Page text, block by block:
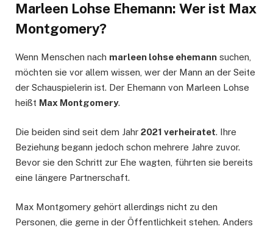
Marleen Lohse Ehemann: Wer ist Max
Montgomery?
Wenn Menschen nach marleen lohse ehemann suchen,
möchten sie vor allem wissen, wer der Mann an der Seite
der Schauspielerin ist. Der Ehemann von Marleen Lohse
heißt Max Montgomery.
Die beiden sind seit dem Jahr 2021 verheiratet. Ihre
Beziehung begann jedoch schon mehrere Jahre zuvor.
Bevor sie den Schritt zur Ehe wagten, führten sie bereits
eine längere Partnerschaft.
Max Montgomery gehört allerdings nicht zu den
Personen, die gerne in der Öffentlichkeit stehen. Anders